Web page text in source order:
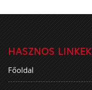
HASZNOS LINKEK
Főoldal